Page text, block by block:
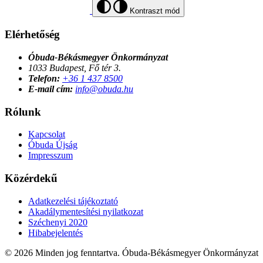
Kontraszt mód
Elérhetőség
Óbuda-Békásmegyer Önkormányzat
1033 Budapest, Fő tér 3.
Telefon: +36 1 437 8500
E-mail cím: info@obuda.hu
Rólunk
Kapcsolat
Óbuda Újság
Impresszum
Közérdekű
Adatkezelési tájékoztató
Akadálymentesítési nyilatkozat
Széchenyi 2020
Hibabejelentés
© 2026 Minden jog fenntartva. Óbuda-Békásmegyer Önkormányzat